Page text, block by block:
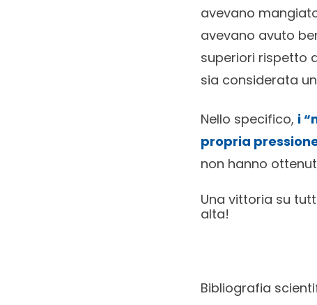
avevano
avevano avuto
superiori rispetto
sia considerata
Nello specifico, i
propria
non hanno
Una vittoria su
alta!
Bibliografia